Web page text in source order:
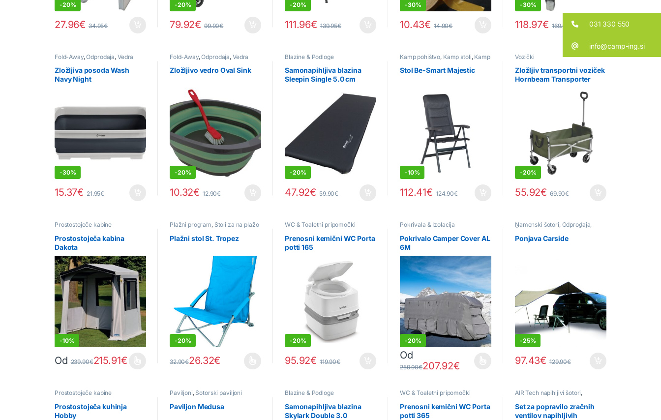
-20%
27.96€ 34.95€
-20%
79.92€ 99.90€
-20%
111.96€ 139.95€
-30%
10.43€ 14.90€
-30%
118.97€ 169.95 €
Fold-Away,Odprodaja, Vedra
Zložljiva posoda Wash
Navy Night
-30%
15.37€ 21.95€
Fold-Away,Odprodaja, Vedra
Zložljivo vedro Oval Sink
-20%
10.32€ 12.90€
Blazine & Podloge
Samonapihljiva blazina
Sleepin Single 5.0 cm
-20%
47.92€ 59.90€
Kamp pohištvo, Kamp stoli, Kamp
Stol Be-Smart Majestic
-10%
112.41€ 124.90€
Vozički
Zložljiv transportni voziček
Hornbeam Transporter
-20%
55.92€ 69.90€
Prostostoječe kabine
Prostostoječa kabina
Dakota
-10%
Od239.90€215.91€
Ta izdelek ima več različic. Možnosti lahko izberete na strani izdelka
Plažni program, Stoli za na plažo
Plažni stol St. Tropez
-20%
32.90€26.32€
Ta izdelek ima več različic. Možnosti lahko izberete na strani izdelka
WC & Toaletni pripomočki
Prenosni kemični WC Porta
potti 165
-20%
95.92€ 119.90€
Pokrivala & Izolacija
Pokrivalo Camper Cover AL
6M
-20%
Od
259.90€207.92€
Ta izdelek ima več različic. Možnosti lahko izberete na strani izdelka
Namenski šotori, Odprodaja,
Šotori za kombi vozila
Šotorski
paviljoni,Tende
Ponjava Carside
-25%
97.43€ 129.90€
Prostostoječe kabine
Prostostoječa kuhinja
Hobby
Paviljoni, Šotorski paviljoni
Paviljon Medusa
Blazine & Podloge
Samonapihljiva blazina
Skylark Double 3.0
WC & Toaletni pripomočki
Prenosni kemični WC Porta
potti 365
AIR Tech napihljivi šotori,
Pribor
Set za popravilo zračnih
ventilov napihljivih
031 330 550
info@camp-ing.si